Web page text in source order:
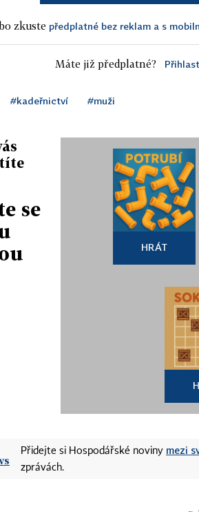
zkuste předplatné bez reklam a s
Máte již předplatné?
#kadeřnictví #muži
se
HRÁT
Přidejte si Hospodářské noviny mezi
zprávách.